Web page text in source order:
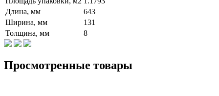
Длина, мм
643
Ширина, мм
131
Толщина, мм
8
Просмотренные товары